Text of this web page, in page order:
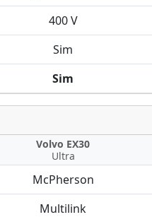
400 V
Sim
Sim
Volvo EX30
Ultra
McPherson
Multilink